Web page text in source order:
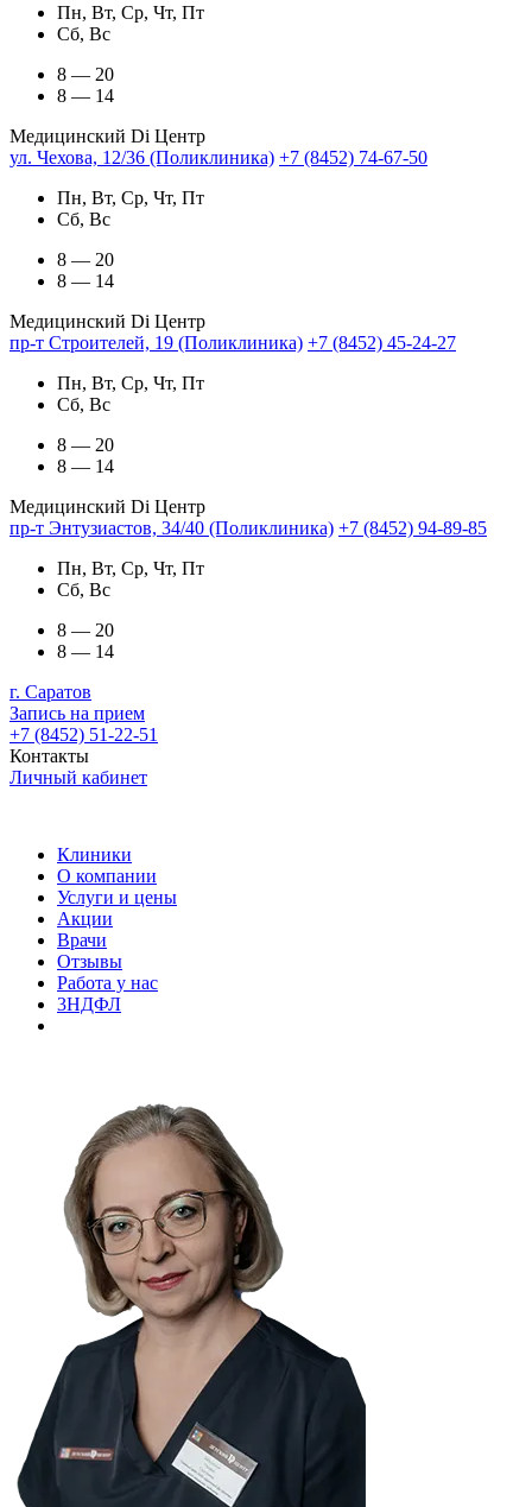
Пн, Вт, Ср, Чт, Пт
Сб, Вс
8 — 20
8 — 14
Медицинский Di Центр
ул. Чехова, 12/36 (Поликлиника) +7 (8452) 74-67-50
Пн, Вт, Ср, Чт, Пт
Сб, Вс
8 — 20
8 — 14
Медицинский Di Центр
пр-т Строителей, 19 (Поликлиника) +7 (8452) 45-24-27
Пн, Вт, Ср, Чт, Пт
Сб, Вс
8 — 20
8 — 14
Медицинский Di Центр
пр-т Энтузиастов, 34/40 (Поликлиника) +7 (8452) 94-89-85
Пн, Вт, Ср, Чт, Пт
Сб, Вс
8 — 20
8 — 14
г. Саратов
Запись на прием
+7 (8452) 51-22-51
Контакты
Личный кабинет
Клиники
О компании
Услуги и цены
Акции
Врачи
Отзывы
Работа у нас
3НДФЛ